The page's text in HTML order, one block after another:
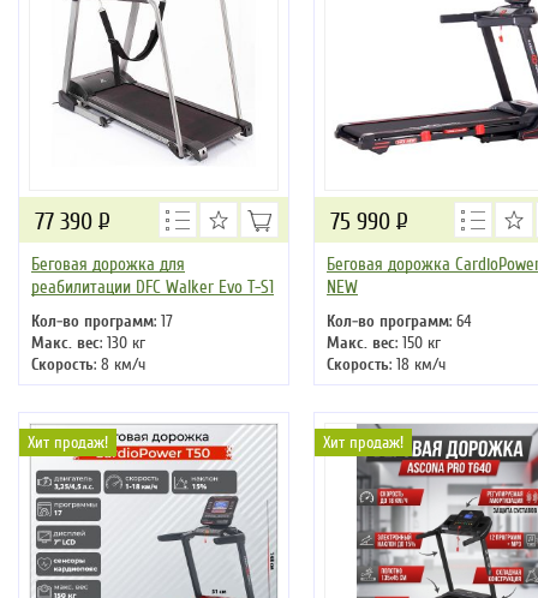
Беговая дорожка для
реабилитации DFC Walker Evo T-S1
Кол-во программ: 17
Макс. вес: 130 кг
Скорость: 8 км/ч
Мощность двигателя: 3 л.с.
Регулировка угла наклона: ручная
Длина бегового полотна: 127 см
77 390 Р
Беговая дорожка
NEW
Кол-во программ: 64
Макс. вес: 150 кг
Скорость: 18 км/ч
Мощность двигателя: 3 л.с.
Регулировка угла наклона:
автоматическая
Длина бегового полотна: 140
75 990 Р
Хит продаж! Хит продаж!